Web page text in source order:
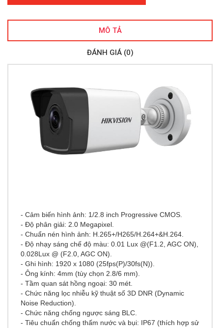
MÔ TẢ
ĐÁNH GIÁ (0)
- Cảm biến hình ảnh: 1/2.8 inch Progressive CMOS.
- Độ phân giải: 2.0 Megapixel.
- Chuẩn nén hình ảnh: H.265+/H265/H.264+&H.264.
- Độ nhạy sáng chế độ màu: 0.01 Lux @(F1.2, AGC ON),
0.028Lux @ (F2.0, AGC ON).
- Ghi hình: 1920 x 1080 (25fps(P)/30fs(N)).
- Ông kính: 4mm (tùy chọn 2.8/6 mm).
- Tầm quan sát hồng ngoại: 30 mét.
- Chức năng lọc nhiễu kỹ thuật số 3D DNR (Dynamic
Noise Reduction).
- Chức năng chống ngược sáng BLC.
- Tiêu chuẩn chống thấm nước và bụi: IP67 (thích hợp sử